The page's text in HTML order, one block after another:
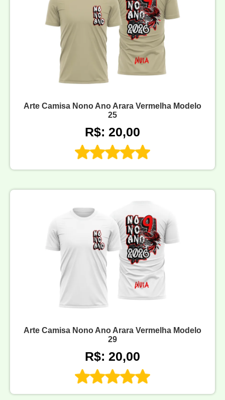
Arte Camisa Nono Ano Arara Vermelha Modelo
25
R$: 20,00
Arte Camisa Nono Ano Arara Vermelha Modelo
29
R$: 20,00